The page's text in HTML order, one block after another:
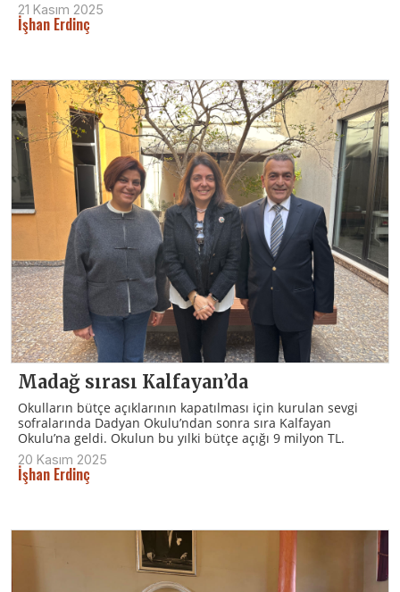
21 Kasım 2025
İşhan Erdinç
Madağ sırası Kalfayan’da
Okulların bütçe açıklarının kapatılması için kurulan sevgi
sofralarında Dadyan Okulu’ndan sonra sıra Kalfayan
Okulu’na geldi. Okulun bu yılki bütçe açığı 9 milyon TL.
20 Kasım 2025
İşhan Erdinç